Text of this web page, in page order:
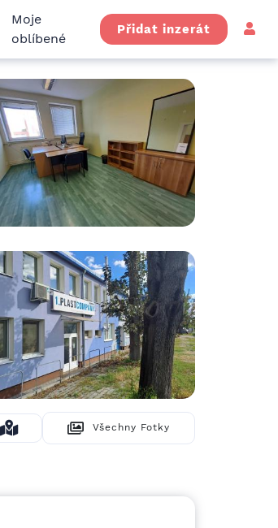
Moje
oblíbené
Přidat inzerát
Všechny Fotky